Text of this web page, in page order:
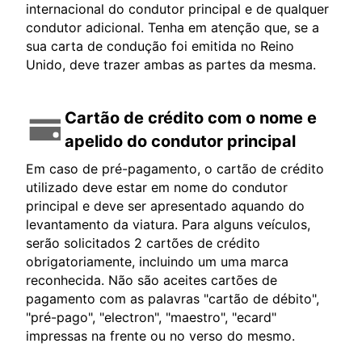
internacional do condutor principal e de qualquer
condutor adicional. Tenha em atenção que, se a
sua carta de condução foi emitida no Reino
Unido, deve trazer ambas as partes da mesma.
Cartão de crédito com o nome e
apelido do condutor principal
Em caso de pré-pagamento, o cartão de crédito
utilizado deve estar em nome do condutor
principal e deve ser apresentado aquando do
levantamento da viatura. Para alguns veículos,
serão solicitados 2 cartões de crédito
obrigatoriamente, incluindo um uma marca
reconhecida. Não são aceites cartões de
pagamento com as palavras "cartão de débito",
"pré-pago", "electron", "maestro", "ecard"
impressas na frente ou no verso do mesmo.